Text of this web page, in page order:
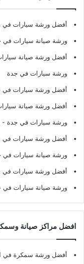
أفضل ورشة سيارات في
ورشة صيانة سيارات في
أفضل ورشة صيانة
ورشة سيارات في جدة
أفضل ورشة سيارات في
أفضل ورشة صيانة
ورشة سيارات في جدة -
أفضل ورشة سيارات في
ورشة صيانة سيارات في
أفضل ورشة سيارات في
ورشة صيانة سيارات في
افضل مراكز صيانة
أفضل ورشة سمكرة في